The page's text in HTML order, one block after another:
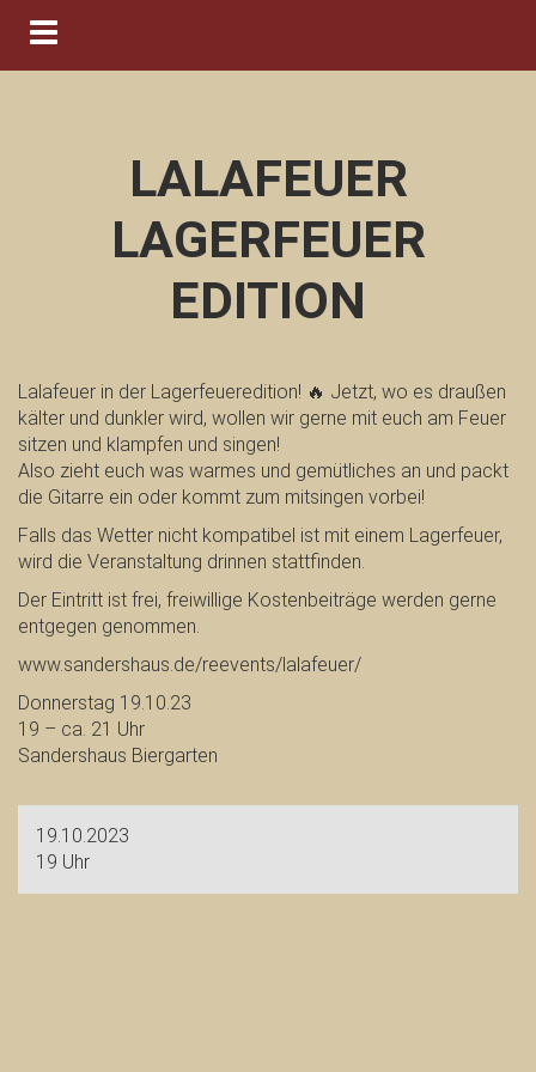
Navigation ein-/ausblenden
LALAFEUER
LAGERFEUER
EDITION
Lalafeuer in der Lagerfeueredition! 🔥 Jetzt, wo es draußen
kälter und dunkler wird, wollen wir gerne mit euch am Feuer
sitzen und klampfen und singen!
Also zieht euch was warmes und gemütliches an und packt
die Gitarre ein oder kommt zum mitsingen vorbei!
Falls das Wetter nicht kompatibel ist mit einem Lagerfeuer,
wird die Veranstaltung drinnen stattfinden.
Der Eintritt ist frei, freiwillige Kostenbeiträge werden gerne
entgegen genommen.
www.sandershaus.de/reevents/lalafeuer/
Donnerstag 19.10.23
19 – ca. 21 Uhr
Sandershaus Biergarten
19.10.2023
19 Uhr